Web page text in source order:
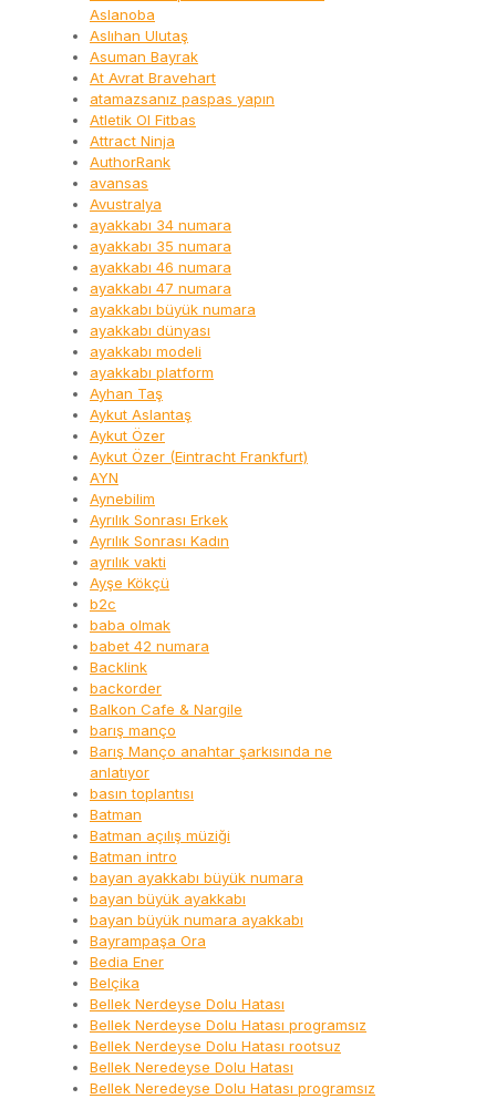
Aslanoba
Aslıhan Ulutaş
Asuman Bayrak
At Avrat Bravehart
atamazsanız paspas yapın
Atletik Ol Fitbas
Attract Ninja
AuthorRank
avansas
Avustralya
ayakkabı 34 numara
ayakkabı 35 numara
ayakkabı 46 numara
ayakkabı 47 numara
ayakkabı büyük numara
ayakkabı dünyası
ayakkabı modeli
ayakkabı platform
Ayhan Taş
Aykut Aslantaş
Aykut Özer
Aykut Özer (Eintracht Frankfurt)
AYN
Aynebilim
Ayrılık Sonrası Erkek
Ayrılık Sonrası Kadın
ayrılık vakti
Ayşe Kökçü
b2c
baba olmak
babet 42 numara
Backlink
backorder
Balkon Cafe & Nargile
barış manço
Barış Manço anahtar şarkısında ne
anlatıyor
basın toplantısı
Batman
Batman açılış müziği
Batman intro
bayan ayakkabı büyük numara
bayan büyük ayakkabı
bayan büyük numara ayakkabı
Bayrampaşa Ora
Bedia Ener
Belçika
Bellek Nerdeyse Dolu Hatası
Bellek Nerdeyse Dolu Hatası programsız
Bellek Nerdeyse Dolu Hatası rootsuz
Bellek Neredeyse Dolu Hatası
Bellek Neredeyse Dolu Hatası programsız